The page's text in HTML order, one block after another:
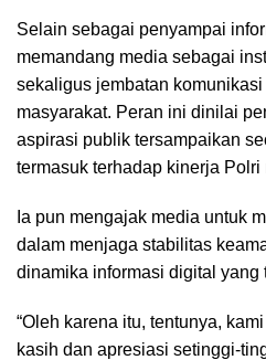
Selain sebagai penyampai
memandang media sebagai
sekaligus jembatan
masyarakat. Peran ini dinilai
aspirasi publik tersampaikan
termasuk terhadap kinerja
Ia pun mengajak media untuk
dalam menjaga stabilitas
dinamika informasi digital yang
“Oleh karena itu, tentunya,
kasih dan apresiasi setinggi-